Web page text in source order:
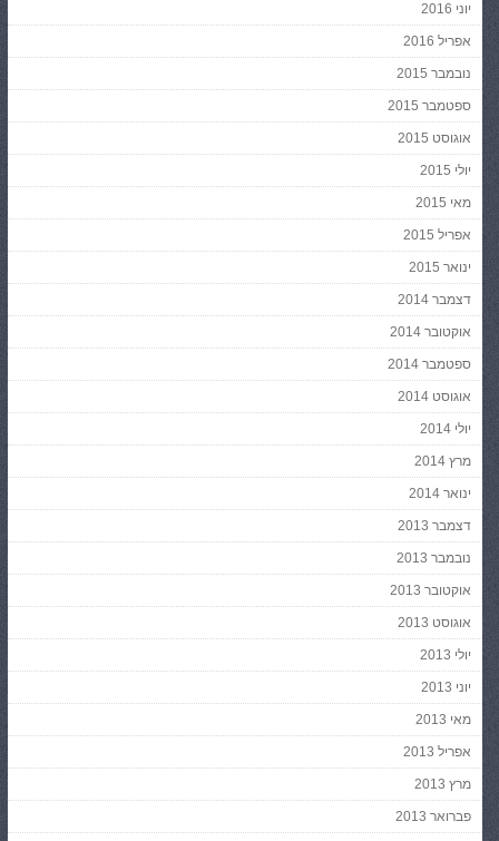
יוני 2016
אפריל 2016
נובמבר 2015
ספטמבר 2015
אוגוסט 2015
יולי 2015
מאי 2015
אפריל 2015
ינואר 2015
דצמבר 2014
אוקטובר 2014
ספטמבר 2014
אוגוסט 2014
יולי 2014
מרץ 2014
ינואר 2014
דצמבר 2013
נובמבר 2013
אוקטובר 2013
אוגוסט 2013
יולי 2013
יוני 2013
מאי 2013
אפריל 2013
מרץ 2013
פברואר 2013